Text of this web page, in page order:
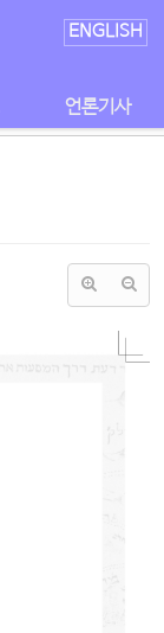
ENGLISH
언론기사